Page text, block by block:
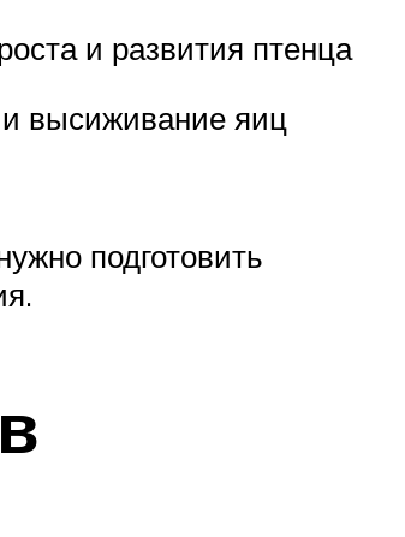
и развития птенца
и высиживание яиц
подготовить